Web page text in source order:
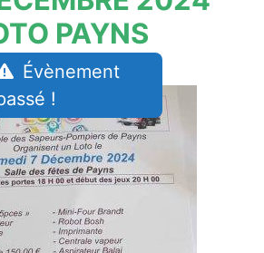
PAYNS
Évènement
!